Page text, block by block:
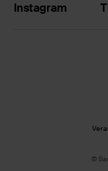
Instagram
©